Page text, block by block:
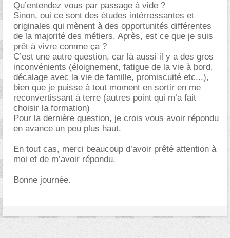
Qu’entendez vous par passage à vide ?
Sinon, oui ce sont des études intérressantes et
originales qui mènent à des opportunités différentes
de la majorité des métiers. Après, est ce que je suis
prêt à vivre comme ça ?
C’est une autre question, car là aussi il y a des gros
inconvénients (éloignement, fatigue de la vie à bord,
décalage avec la vie de famille, promiscuité etc...),
bien que je puisse à tout moment en sortir en me
reconvertissant à terre (autres point qui m’a fait
choisir la formation)
Pour la dernière question, je crois vous avoir répondu
en avance un peu plus haut.
En tout cas, merci beaucoup d’avoir prêté attention à
moi et de m’avoir répondu.
Bonne journée.